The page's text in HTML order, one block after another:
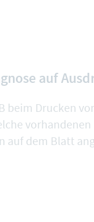
auf
beim Drucken
auf dem Blatt